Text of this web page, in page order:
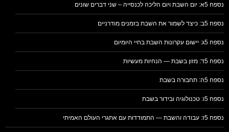
נספח 5א: יום השבת ויום הליכה לכנסייה – שני דברים שונים
נספח 5ב: כיצד לשמור את השבת בזמנים מודרניים
נספח 5ג: יישום עקרונות השבת בחיי היומיום
נספח 5ד: מזון בשבת — הנחיות מעשיות
נספח 5ה: תחבורה בשבת
נספח 5ו: טכנולוגיה ובידור בשבת
נספח 5ז: עבודה והשבת — התמודדות עם אתגרי העולם האמיתי